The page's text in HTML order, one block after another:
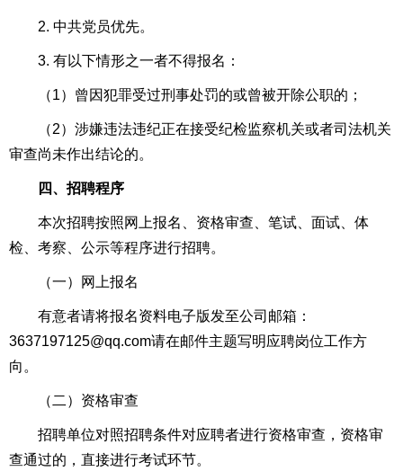
2. 中共党员优先。
3. 有以下情形之一者不得报名：
（1）曾因犯罪受过刑事处罚的或曾被开除公职的；
（2）涉嫌违法违纪正在接受纪检监察机关或者司法机关
审查尚未作出结论的。
四、招聘程序
本次招聘按照网上报名、资格审查、笔试、面试、体
检、考察、公示等程序进行招聘。
（一）网上报名
有意者请将报名资料电子版发至公司邮箱：
3637197125@qq.com请在邮件主题写明应聘岗位工作方
向。
（二）资格审查
招聘单位对照招聘条件对应聘者进行资格审查，资格审
查通过的，直接进行考试环节。